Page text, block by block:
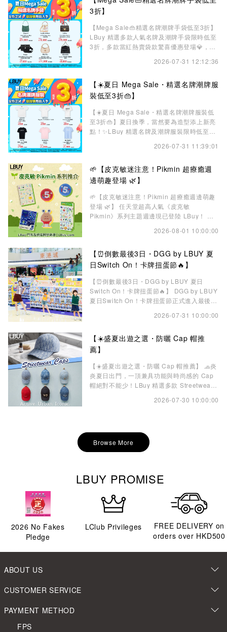
具經典設計與實用性，無論日常出行
3折】
【Mega Sale👜精選名牌潮牌手袋低至3折】
LBuy 精選多款人氣名牌及潮牌手袋限時低至
3折，多款當紅熱賣袋款驚喜優惠登場💎，讓
夏日的奢華魅力。🔥必買推介：Goyard
Cruiser Toiletry Bag、Dior Oblique Book
Tote、Celine Teen
2026-07-31 12:12:36
【☀️夏日 Mega Sale・精選名牌潮牌服
裝低至3折👜】
【☀️夏日 Mega Sale・精選名牌潮牌服裝低
至3折👜】夏日換季，當然要為造型添上新亮
點！✨LBuy 精選名牌及潮牌服裝限時低至3
超值價入手心儀單品，輕鬆打造專屬夏日風
Balmain 丶Burberry丶Gucci丶Moschino丶
Versace 等。趁著夏日 Mega Sale，把握限
2026-07-31 11:39:01
🌱【皮克敏迷注意！Pikmin 超療癒週
邊萌趣登場 🌿】
🌱【皮克敏迷注意！Pikmin 超療癒週邊萌趣
登場 🌿】 任天堂超高人氣《皮克敏
Pikmin》系列主題週邊現已登陸 LBuy！ 從
通齊備😆，非常實用！無論係紅、黃、藍定係
造滿滿療癒感～ 🛒即刻入手：
https://c01.co/1estv 📍LBuy 門市及網店
2026-08-01 10:00:00
【⏰倒數最後3日・DGG by LBUY 夏
日Switch On！卡牌扭蛋節🔥】
【⏰倒數最後3日・DGG by LBUY 夏日
Switch On！卡牌扭蛋節🔥】 DGG by LBUY
夏日Switch On！卡牌扭蛋節正式進入最後3
索卡牌與扭蛋玩樂樂園，入手心儀收藏！🎉
款人氣正版角色扭蛋🧩，包括 Chiikawa、
Mofusand、Miffy、多啦A夢、Pok&#233;m
2026-07-31 10:00:00
【☀️盛夏出遊之選・防曬 Cap 帽推
薦】
【☀️盛夏出遊之選・防曬 Cap 帽推薦】 🧢炎
炎夏日出門，一頂兼具功能與時尚感的 Cap
帽絕對不能少！LBuy 精選多款 Streetwear
設計，輕鬆滿足不同穿搭風格。不但能有效防
休閒、運動風穿搭，還是旅行度假 Outfit，都
能輕鬆駕馭。百搭易襯的設計不
2026-07-30 10:00:00
Browse More
LBUY PROMISE
2026 No Fakes
Pledge
LClub Privileges
FREE DELIVERY on
orders over HKD500
ABOUT US
CUSTOMER SERVICE
PAYMENT METHOD
FPS